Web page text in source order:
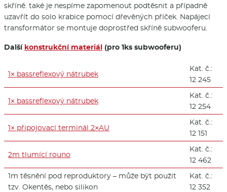
skříně. také je nespíme zapomenout podtěsnit a případně
uzavřít do solo krabice pomocí dřevěných příček. Napájecí
transformátor se montuje doprostřed skříně subwooferu.
Další konstrukční materiál (pro 1ks subwooferu)
1× bassreflexový nátrubek
Kat. č.:
12 245
1× bassreflexový nátrubek
Kat. č.:
12 254
1× připojovací terminál 2×AU
Kat. č.:
12 151
2m tlumící rouno
Kat. č.:
12 462
1m těsnění pod reproduktory – může být použit
tzv. Okentěs, nebo silikon
Kat. č.:
12 352